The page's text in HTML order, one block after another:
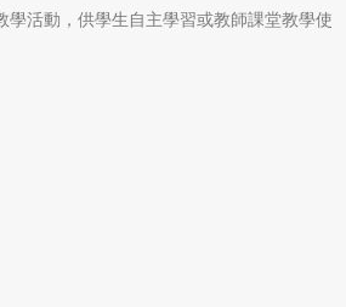
活動，供學生自主學習或教師課堂教學使